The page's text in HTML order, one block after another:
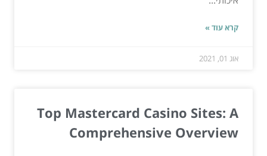
קרא עוד »
אוג 01, 2021
Top Mastercard Casino Sites: A
Comprehensive Overview